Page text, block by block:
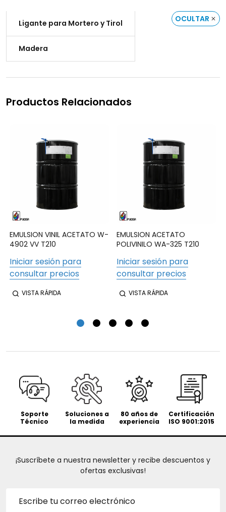
OCULTAR
Ligante para Mortero y Tirol
Madera
Productos Relacionados
EMULSION VINIL ACETATO W-
4902 VV T210
Iniciar sesión para
consultar precios
VISTA RÁPIDA
EMULSION ACETATO
POLIVINILO WA-325 T210
Iniciar sesión para
consultar precios
VISTA RÁPIDA
Soporte
Técnico
Soluciones a
la medida
80 años de
experiencia
Certificación
ISO 9001:2015
¡Suscríbete a nuestra newsletter y recibe descuentos y
ofertas exclusivas!